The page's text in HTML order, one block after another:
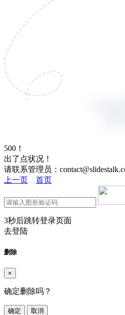
500！
出了点状况！
请联系管理员：
上一页
首页
3秒后跳转登录页面
去登陆
删除
×
确定删除吗？
确定 取消